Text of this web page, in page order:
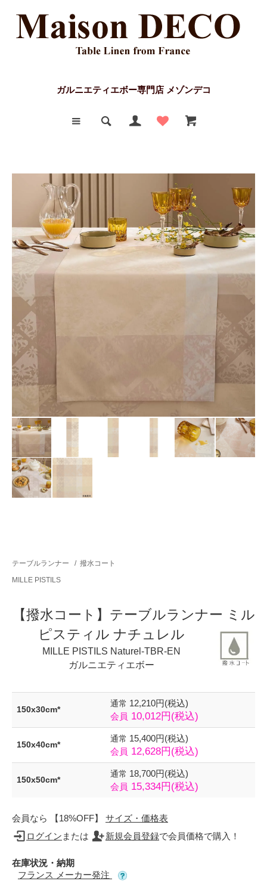
ガルニエティエボー専門店 メゾンデコ
テーブルランナー / 撥水コート
MILLE PISTILS
【撥水コート】テーブルランナー ミル
ピスティル ナチュレル
MILLE PISTILS Naturel-TBR-EN
ガルニエティエボー
150x30cm*
通常 12,210円(税込)
会員 10,012円(税込)
150x40cm*
通常 15,400円(税込)
会員 12,628円(税込)
150x50cm*
通常 18,700円(税込)
会員 15,334円(税込)
会員なら 【18%OFF】 サイズ・価格表
ログイン または 新規会員登録で会員価格で購入！
在庫状況・納期
フランス メーカー発注